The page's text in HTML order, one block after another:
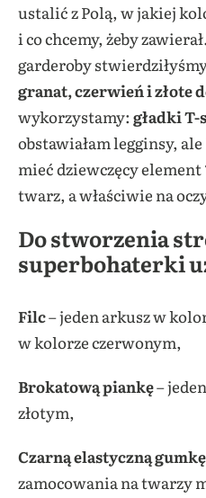
ustalić z Polą, w jakiej
i co chcemy, żeby
garderoby
granat, czerwień i złote
wykorzystamy: gładki
obstawiałam legginsy,
mieć dziewczęcy element
twarz, a właściwie na
Do stworzenia
superbohaterki
Filc– jeden arkusz w
w kolorze czerwonym,
Brokatową piankę–
złotym,
Czarną elastyczną gumkę
zamocowania na twarzy